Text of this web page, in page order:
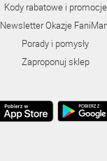
Kody rabatowe i promocje
Newsletter Okazje
Porady i pomysły
Zaproponuj sklep